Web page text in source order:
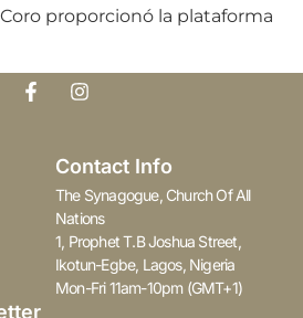
proporcionó la plataforma
Contact Info
The Synagogue, Church Of All
Nations
1, Prophet T.B Joshua Street,
Ikotun-Egbe, Lagos, Nigeria
Mon-Fri 11am-10pm (GMT+1)